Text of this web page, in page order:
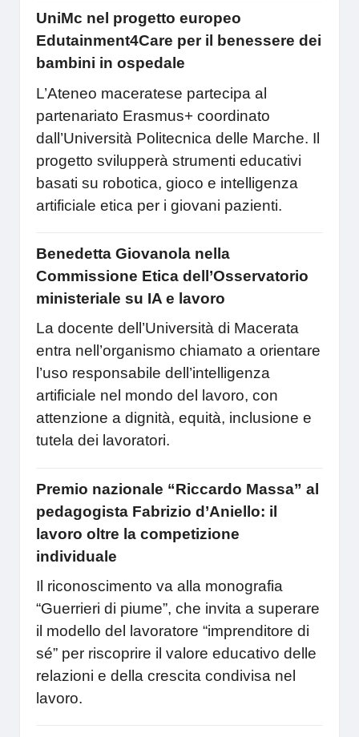
UniMc nel progetto europeo
Edutainment4Care per il benessere dei
bambini in ospedale
L’Ateneo maceratese partecipa al
partenariato Erasmus+ coordinato
dall’Università Politecnica delle Marche. Il
progetto svilupperà strumenti educativi
basati su robotica, gioco e intelligenza
artificiale etica per i giovani pazienti.
Benedetta Giovanola nella
Commissione Etica dell’Osservatorio
ministeriale su IA e lavoro
La docente dell’Università di Macerata
entra nell’organismo chiamato a orientare
l’uso responsabile dell’intelligenza
artificiale nel mondo del lavoro, con
attenzione a dignità, equità, inclusione e
tutela dei lavoratori.
Premio nazionale “Riccardo Massa” al
pedagogista Fabrizio d’Aniello: il
lavoro oltre la competizione
individuale
Il riconoscimento va alla monografia
“Guerrieri di piume”, che invita a superare
il modello del lavoratore “imprenditore di
sé” per riscoprire il valore educativo delle
relazioni e della crescita condivisa nel
lavoro.